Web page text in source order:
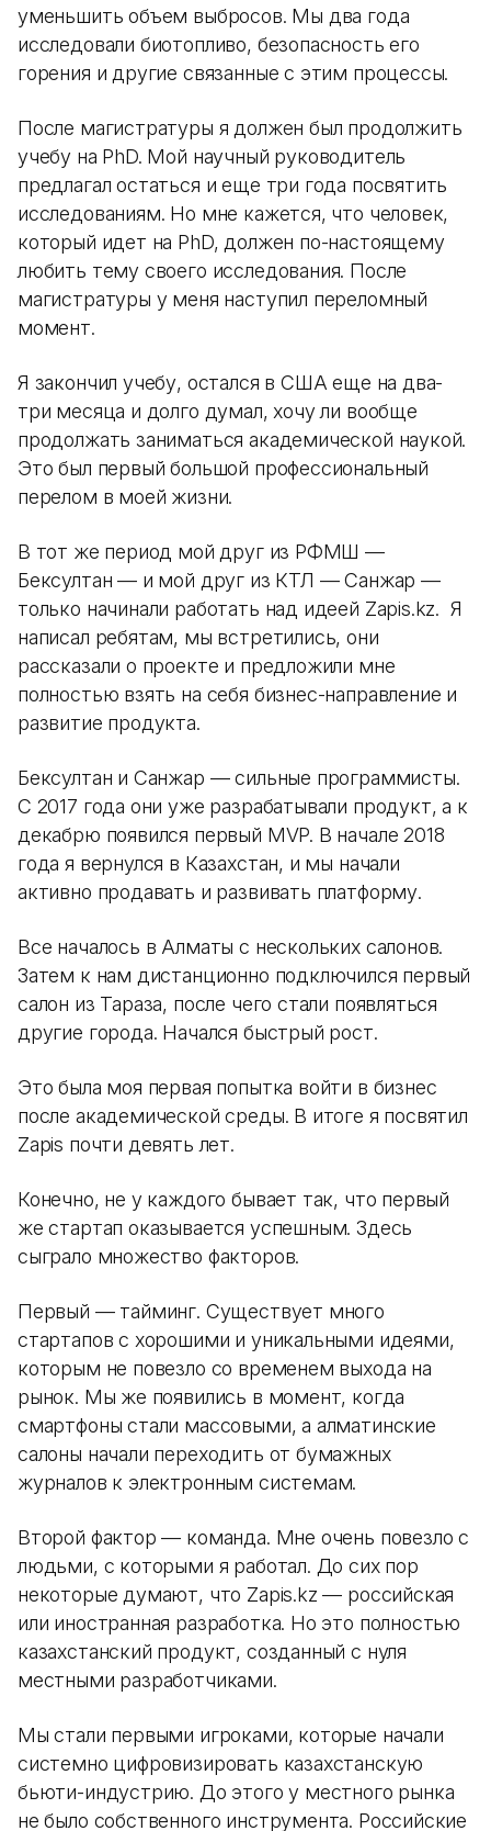
уменьшить объем выбросов. Мы два года
исследовали биотопливо, безопасность его
горения и другие связанные с этим процессы.
После магистратуры я должен был продолжить
учебу на PhD. Мой научный руководитель
предлагал остаться и еще три года посвятить
исследованиям. Но мне кажется, что человек,
который идет на PhD, должен по-настоящему
любить тему своего исследования. После
магистратуры у меня наступил переломный
момент.
Я закончил учебу, остался в США еще на два-
три месяца и долго думал, хочу ли вообще
продолжать заниматься академической наукой.
Это был первый большой профессиональный
перелом в моей жизни.
В тот же период мой друг из РФМШ —
Бексултан — и мой друг из КТЛ — Санжар —
только начинали работать над идеей Zapis.kz. Я
написал ребятам, мы встретились, они
рассказали о проекте и предложили мне
полностью взять на себя бизнес-направление и
развитие продукта.
Бексултан и Санжар — сильные программисты.
С 2017 года они уже разрабатывали продукт, а к
декабрю появился первый MVP. В начале 2018
года я вернулся в Казахстан, и мы начали
активно продавать и развивать платформу.
Все началось в Алматы с нескольких салонов.
Затем к нам дистанционно подключился первый
салон из Тараза, после чего стали появляться
другие города. Начался быстрый рост.
Это была моя первая попытка войти в бизнес
после академической среды. В итоге я посвятил
Zapis почти девять лет.
Конечно, не у каждого бывает так, что первый
же стартап оказывается успешным. Здесь
сыграло множество факторов.
Первый — тайминг. Существует много
стартапов с хорошими и уникальными идеями,
которым не повезло со временем выхода на
рынок. Мы же появились в момент, когда
смартфоны стали массовыми, а алматинские
салоны начали переходить от бумажных
журналов к электронным системам.
Второй фактор — команда. Мне очень повезло с
людьми, с которыми я работал. До сих пор
некоторые думают, что Zapis.kz — российская
или иностранная разработка. Но это полностью
казахстанский продукт, созданный с нуля
местными разработчиками.
Мы стали первыми игроками, которые начали
системно цифровизировать казахстанскую
бьюти-индустрию. До этого у местного рынка
не было собственного инструмента. Российские